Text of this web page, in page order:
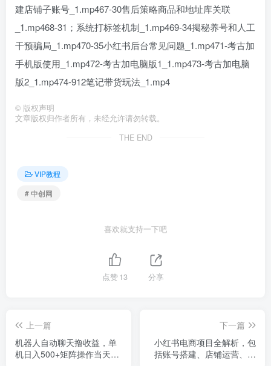
建店铺子账号_1.mp467-30售后策略商品和地址库关联
_1.mp468-31；系统打标签机制_1.mp469-34掲秘养号和人工
干预骗局_1.mp470-35小红书后台常见问题_1.mp471-考古加
手机版使用_1.mp472-考古加电脑版1_1.mp473-考古加电脑
版2_1.mp474-912笔记带货玩法_1.mp4
© 版权声明
文章版权归作者所有，未经允许请勿转载。
THE END
VIP教程
# 中创网
喜欢就支持一下吧
点赞13 分享
上一篇
机器人自动聊天撸收益，单
机日入500+矩阵操作当天落
下一篇
小红书电商项目全解析，包
括账号搭建、店铺运营、笔